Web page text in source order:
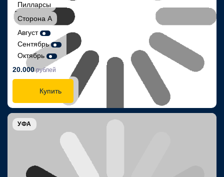
Пилларсы
Сторона А
Август
Сентябрь
Октябрь
20.000рублей
Купить
УФА